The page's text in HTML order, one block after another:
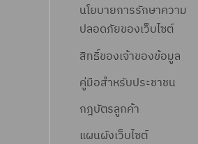
นโยบายการรักษาความ
ปลอดภัยของเว็บไซต์
สิทธิ์ของเจ้าของข้อมูล
คู่มือสำหรับประชาชน
กฎบัตรลูกค้า
แผนผังเว็บไซต์